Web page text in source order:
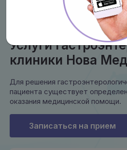
Услуги
клиники Нова
Для решения
пациента существует
оказания медицинской помощи.
Записаться на прием